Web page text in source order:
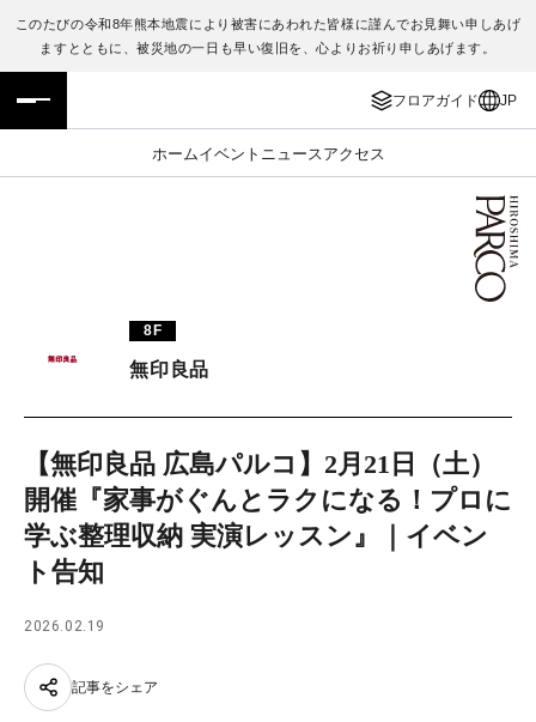
このたびの令和8年熊本地震により被害にあわれた皆様に謹んでお見舞い申しあげ
ますとともに、被災地の一日も早い復旧を、心よりお祈り申しあげます。
フロアガイド JP
ホームイベント ニュース アクセス
フロアガイド
施設案内・アクセス
TAX FREE
JP
ENGLISH
繁体字
日本語
8F
無印良品
【無印良品 広島パルコ】2月21日（土）
開催『家事がぐんとラクになる！プロに
学ぶ整理収納 実演レッスン』｜イベン
ト告知
2026.02.19
記事をシェア